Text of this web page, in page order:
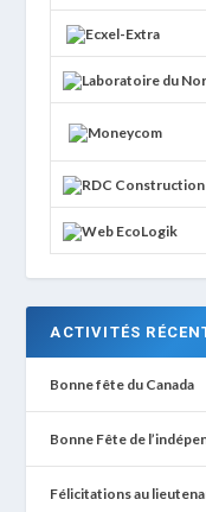
ACTIVITÉS
Bonne fête du Canada
Bonne Fête de
Félicitations au